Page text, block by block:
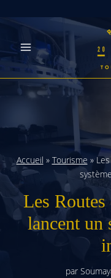
content
Accueil » Tourisme »
Les Routes
lancent un
par